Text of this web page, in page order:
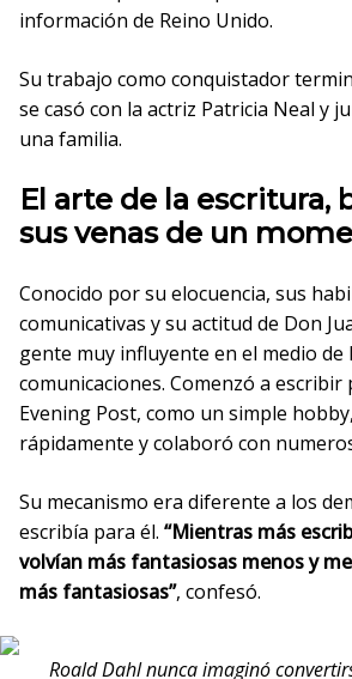
información de Reino Unido.
Su trabajo como conquistador
se casó con la actriz Patricia Neal y
una familia.
El arte de la escritura,
sus venas de un
Conocido por su elocuencia, sus
comunicativas y su actitud de Don
gente muy influyente en el medio de
comunicaciones. Comenzó a escribir
Evening Post, como un simple
rápidamente y colaboró con
Su mecanismo era diferente a los
escribía para él. “Mientras más
volvían más fantasiosas menos y
más fantasiosas”, confesó.
Roald Dahl nunca imaginó